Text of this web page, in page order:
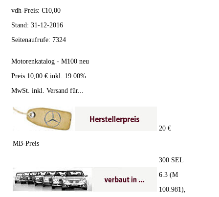
vdh-Preis: €10,00
Stand: 31-12-2016
Seitenaufrufe: 7324
Motorenkatalog - M100 neu
Preis 10,00 € inkl. 19.00%
MwSt. inkl. Versand für...
MB-Preis
20 €
300 SEL
6.3 (M
100.981),